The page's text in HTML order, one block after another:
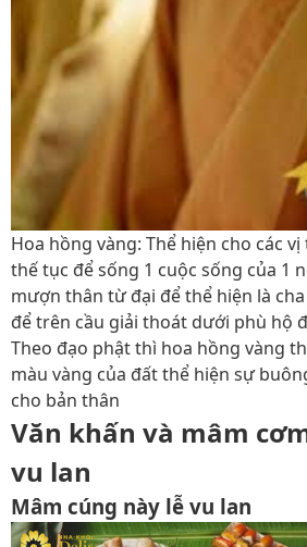
Hoa hồng vàng: Thể hiện cho các
thế tục để sống 1 cuộc sống của 1
mượn thân từ đại để thể hiện là
để trên cầu giải thoát dưới phù hộ
Theo đạo phật thì hoa hồng vàng
màu vàng của đất thể hiện sự
cho bản thân
Văn khấn và mâm
vu lan
Mâm cúng này lễ vu lan